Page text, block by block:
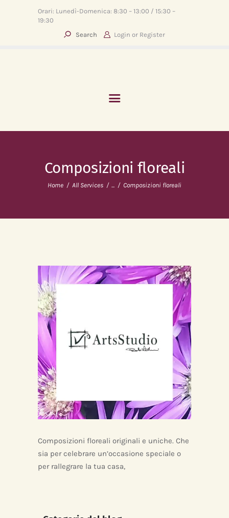
Orari: Lunedì-Domenica: 8:30 – 13:00 / 15:30 –
19:30
Login or Register
Composizioni floreali
Home All Services ... Composizioni floreali
Composizioni floreali originali e uniche. Che
sia per celebrare un’occasione speciale o
per rallegrare la tua casa,